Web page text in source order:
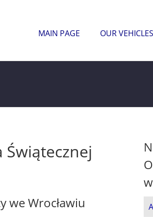
MAIN PAGE OUR VEHICLES
we Wrocławiu